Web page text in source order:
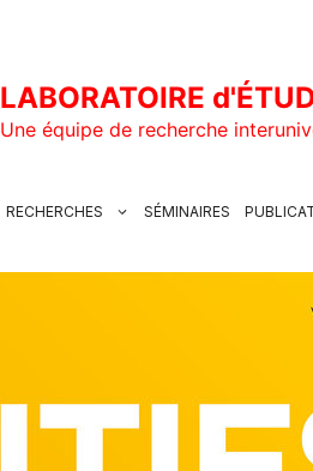
LABORATOIRE
Une équipe de recherche
RECHERCHES SÉMINAIRES